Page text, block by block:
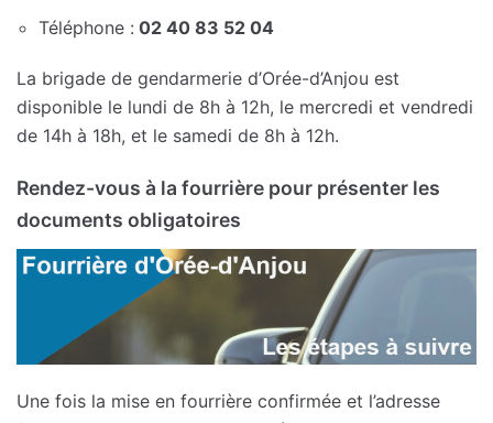
Téléphone : 02 40 83 52 04
La brigade de gendarmerie d’Orée-d’Anjou est
disponible le lundi de 8h à 12h, le mercredi et vendredi
de 14h à 18h, et le samedi de 8h à 12h.
Rendez-vous à la fourrière pour présenter les
documents obligatoires
Une fois la mise en fourrière confirmée et l’adresse